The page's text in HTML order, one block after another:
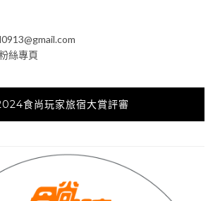
絲專頁
食尚玩家旅宿大賞評審